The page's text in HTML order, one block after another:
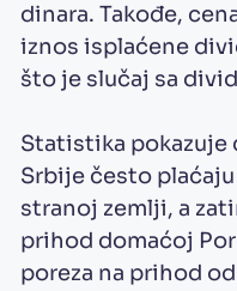
dinara. Takođe,
iznos isplaćene
što je slučaj sa
Statistika
Srbije često
stranoj zemlji, a
prihod domaćoj
poreza na prihod